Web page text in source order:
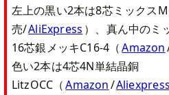
左上の黒い2本は8芯ミックス
売/AliExpress ）、真ん中のミ
16芯銀メッキC16-4（ Amazon
色い2本は4芯4N単結晶銅
LitzOCC（ Amazon/Aliexpress